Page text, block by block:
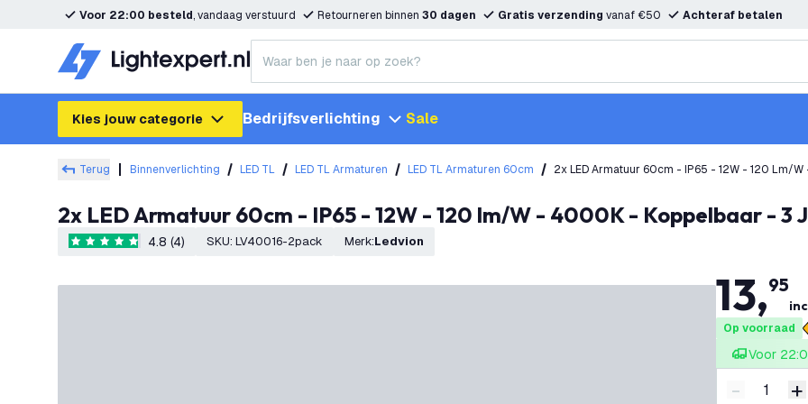
Voor 22:00 besteld, vandaag verstuurd Retourneren binnen 30 dagen Gratis verzending vanaf €50 Achteraf betalen
Kies jouw categorie Bedrijfsverlichting Sale
Terug Binnenverlichting LED TL LED TL Armaturen LED TL Armaturen 60cm 2x LED Armatuur 60cm - IP65 - 12W - 120 Lm/
2x LED Armatuur 60cm - IP65 - 12W - 120 lm/W - 4000K - Koppelbaar - 3
4.8 score sterren4.8 (4) SKU: LV40016-2pack Merk: Ledvion
13,95
Op voorraad
Voor
Verminder
- +